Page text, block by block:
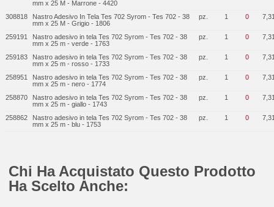
mm x 25 M - Marrone - 4420
308818
Nastro Adesivo In Tela Tes 702 Syrom - Tes 702 - 38
mm x 25 M - Grigio - 1806
pz. 1 0
259191
Nastro adesivo in tela Tes 702 Syrom - Tes 702 - 38
mm x 25 m - verde - 1763
pz. 1 0
259183
Nastro adesivo in tela Tes 702 Syrom - Tes 702 - 38
mm x 25 m - rosso - 1733
pz. 1 0
258951
Nastro adesivo in tela Tes 702 Syrom - Tes 702 - 38
mm x 25 m - nero - 1774
pz. 1 0
258870
Nastro adesivo in tela Tes 702 Syrom - Tes 702 - 38
mm x 25 m - giallo - 1743
pz. 1 0
258862
Nastro adesivo in tela Tes 702 Syrom - Tes 702 - 38
mm x 25 m - blu - 1753
pz. 1 0
Chi Ha Acquistato Questo Prodotto
Ha Scelto Anche: